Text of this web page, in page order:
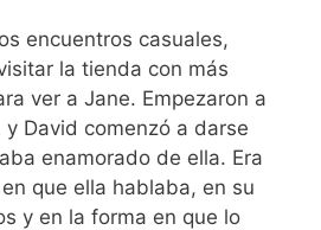
encuentros casuales,
la tienda con más
ver a Jane. Empezaron a
David comenzó a darse
enamorado de ella. Era
que ella hablaba, en su
y en la forma en que lo